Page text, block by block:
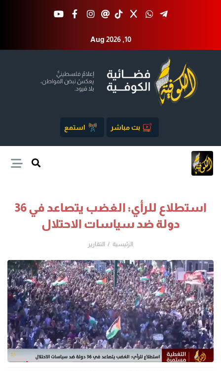
Aug 2026 ,10
بث مباشر استمع
استطلاع للرأي: الغضب يتصاعد في 36
دولة ضد سياسات الاحتلال
الرئيسية التقارير